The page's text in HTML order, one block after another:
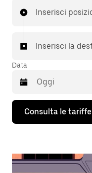
Inserisci
Inserisci la
Data
Utilizza
tasto
verso
Consulta le tariffe